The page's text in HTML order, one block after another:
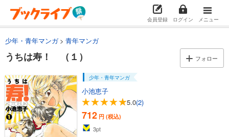
会員登録 ログイン メニュー
少年・青年マンガ 青年マンガ
うちは寿！ （１） フォロー
少年・青年マンガ
小池恵子
5.0(2)
712 円 (税込)
3pt